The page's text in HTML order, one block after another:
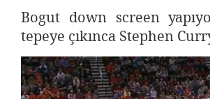
Bogut down screen
tepeye çıkınca Stephen